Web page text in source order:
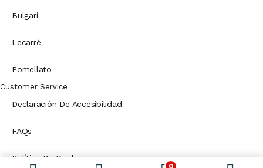
Bulgari
Lecarré
Pomellato
Customer Service
Declaración De Accesibilidad
FAQs
Política De Cookies
0